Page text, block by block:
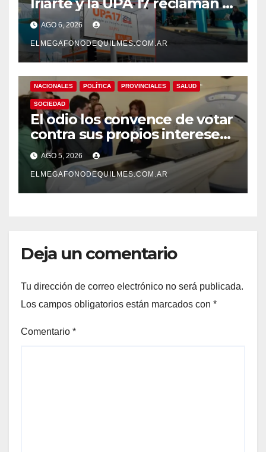
pase a planta de becarios y
mejoras laborales
AGO 6, 2026
ELMEGAFONODEQUILMES.COM.AR
NACIONALES POLÍTICA PROVINCIALES SALUD
SOCIEDAD
El odio los convence de votar
contra sus propios intereses.
Una Sociedad atrapada en la
grieta
AGO 5, 2026
ELMEGAFONODEQUILMES.COM.AR
Deja un comentario
Tu dirección de correo electrónico no será publicada.
Los campos obligatorios están marcados con *
Comentario *